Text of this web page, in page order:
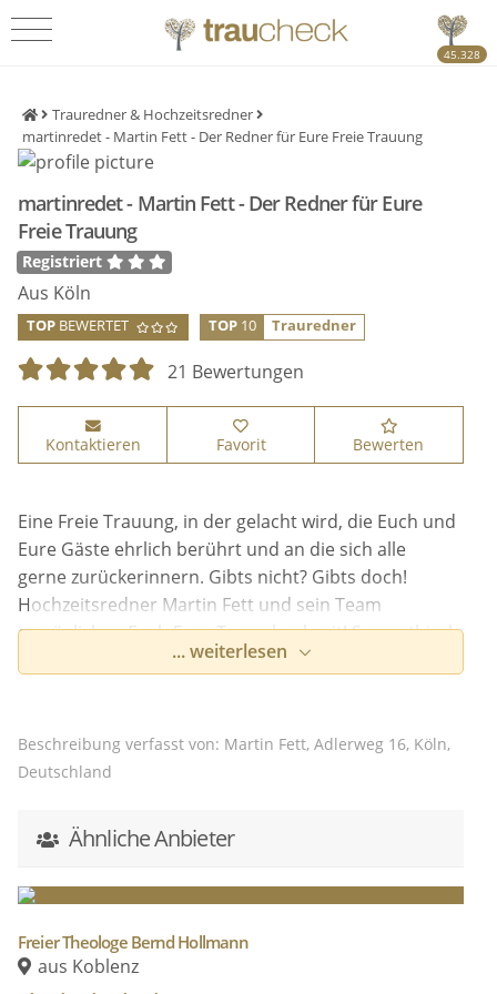
45.328
Trauredner & Hochzeitsredner
martinredet - Martin Fett - Der Redner für Eure Freie Trauung
martinredet - Martin Fett - Der Redner für Eure
Freie Trauung
Registriert
Aus Köln
TOP BEWERTET TOP 10 Trauredner
21 Bewertungen
Kontaktieren Favorit Bewerten
Eine Freie Trauung, in der gelacht wird, die Euch und
Eure Gäste ehrlich berührt und an die sich alle
gerne zurückerinnern. Gibts nicht? Gibts doch!
Hochzeitsredner Martin Fett und sein Team
ermöglichen Euch Eure Traumhochzeit! Sympathisch
und humorvoll, frisch und individuell.
Eure Trauzeremonie mit Martin ist so individuell wie
Ihr es seid.
Ihr habt Euch für eine Freie Trauung entschieden,
weil Ihr eine kreative und individuelle Alternative zur
Eure Trauzeremonie zu einem ganz besonderen und
individuellen Ereignis, bei dem Ihr Euch zu 100%
wohlfühlt. Garantiert.
... weiterlesen
Beschreibung verfasst von: Martin Fett, Adlerweg 16, Köln,
Deutschland
Ähnliche Anbieter
Freier Theologe Bernd Hollmann
aus Koblenz